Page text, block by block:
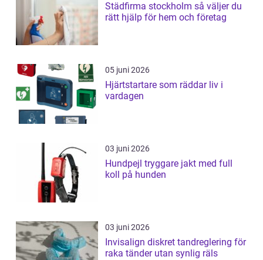
Städfirma stockholm så väljer du
rätt hjälp för hem och företag
05 juni 2026
Hjärtstartare som räddar liv i
vardagen
03 juni 2026
Hundpejl tryggare jakt med full
koll på hunden
03 juni 2026
Invisalign diskret tandreglering för
raka tänder utan synlig räls